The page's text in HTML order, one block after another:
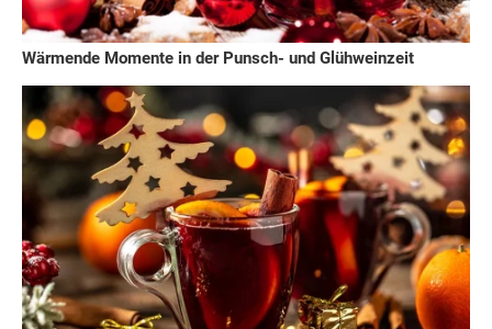
Wärmende Momente in der Punsch- und Glühweinzeit